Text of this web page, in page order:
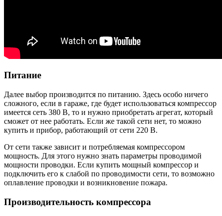
Питание
Далее выбор производится по питанию. Здесь особо ничего
сложного, если в гараже, где будет использоваться компрессор
имеется сеть 380 В, то и нужно приобретать агрегат, который
сможет от нее работать. Если же такой сети нет, то можно
купить и прибор, работающий от сети 220 В.
От сети также зависит и потребляемая компрессором
мощность. Для этого нужно знать параметры проводимой
мощности проводки. Если купить мощный компрессор и
подключить его к слабой по проводимости сети, то возможно
оплавление проводки и возникновение пожара.
Производительность компрессора